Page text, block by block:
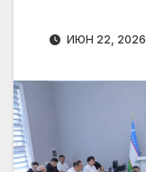
ИЮН 22, 2026